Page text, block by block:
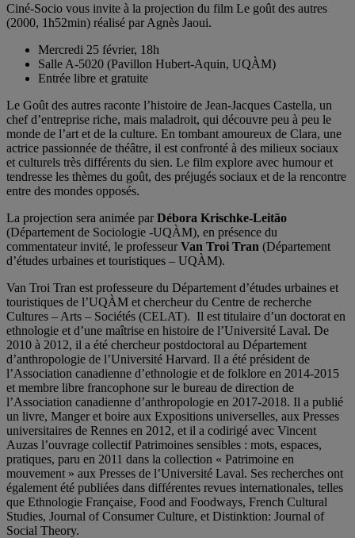
Ciné-Socio vous invite à la projection du film Le goût des autres
(2000, 1h52min) réalisé par Agnès Jaoui.
Mercredi 25 février, 18h
Salle A-5020 (Pavillon Hubert-Aquin, UQÀM)
Entrée libre et gratuite
Le Goût des autres raconte l’histoire de Jean-Jacques Castella, un
chef d’entreprise riche, mais maladroit, qui découvre peu à peu le
monde de l’art et de la culture. En tombant amoureux de Clara, une
actrice passionnée de théâtre, il est confronté à des milieux sociaux
et culturels très différents du sien. Le film explore avec humour et
tendresse les thèmes du goût, des préjugés sociaux et de la rencontre
entre des mondes opposés.
La projection sera animée parDébora Krischke-Leitão
(Département de Sociologie -UQÀM), en présence du
commentateur invité, le professeurVan Troi Tran (Département
d’études urbaines et touristiques – UQÀM).
Van Troi Tran est professeure du Département d’études urbaines et
touristiques de l’UQÀM et chercheur du Centre de recherche
Cultures – Arts – Sociétés (CELAT). Il est titulaire d’un doctorat en
ethnologie et d’une maîtrise en histoire de l’Université Laval. De
2010 à 2012, il a été chercheur postdoctoral au Département
d’anthropologie de l’Université Harvard. Il a été président de
l’Association canadienne d’ethnologie et de folklore en 2014-2015
et membre libre francophone sur le bureau de direction de
l’Association canadienne d’anthropologie en 2017-2018. Il a publié
un livre, Manger et boire aux Expositions universelles, aux Presses
universitaires de Rennes en 2012, et il a codirigé avec Vincent
Auzas l’ouvrage collectif Patrimoines sensibles : mots, espaces,
pratiques, paru en 2011 dans la collection « Patrimoine en
mouvement » aux Presses de l’Université Laval. Ses recherches ont
également été publiées dans différentes revues internationales, telles
que Ethnologie Française, Food and Foodways, French Cultural
Studies, Journal of Consumer Culture, et Distinktion: Journal of
Social Theory.